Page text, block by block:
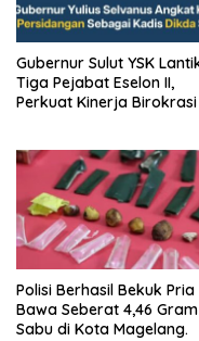
Gubernur Sulut YSK Lantik
Tiga Pejabat Eselon II,
Perkuat Kinerja Birokrasi
Polisi Berhasil Bekuk Pria
Bawa Seberat 4,46 Gram
Sabu di Kota Magelang.